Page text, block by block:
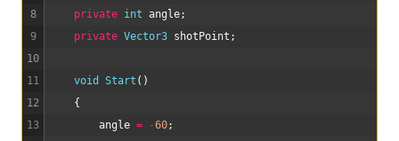
8
9
10
11
12
13
private int angle;
private Vector3 shotPoint ;
void Start ( )
{
angle = -60;